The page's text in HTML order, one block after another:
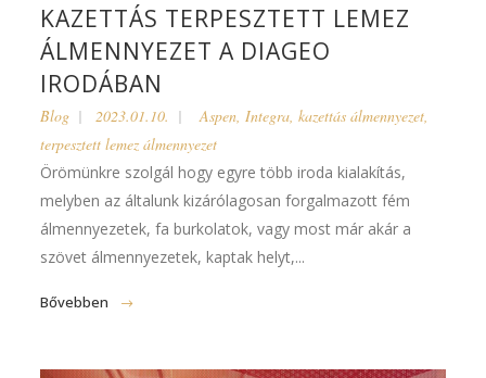
KAZETTÁS TERPESZTETT LEMEZ
ÁLMENNYEZET A DIAGEO
IRODÁBAN
Blog 2023.01.10. Aspen,Integra,kazettás álmennyezet,
terpesztett lemez álmennyezet
Örömünkre szolgál hogy egyre több iroda kialakítás,
melyben az általunk kizárólagosan forgalmazott fém
álmennyezetek, fa burkolatok, vagy most már akár a
szövet álmennyezetek, kaptak helyt,...
Bővebben